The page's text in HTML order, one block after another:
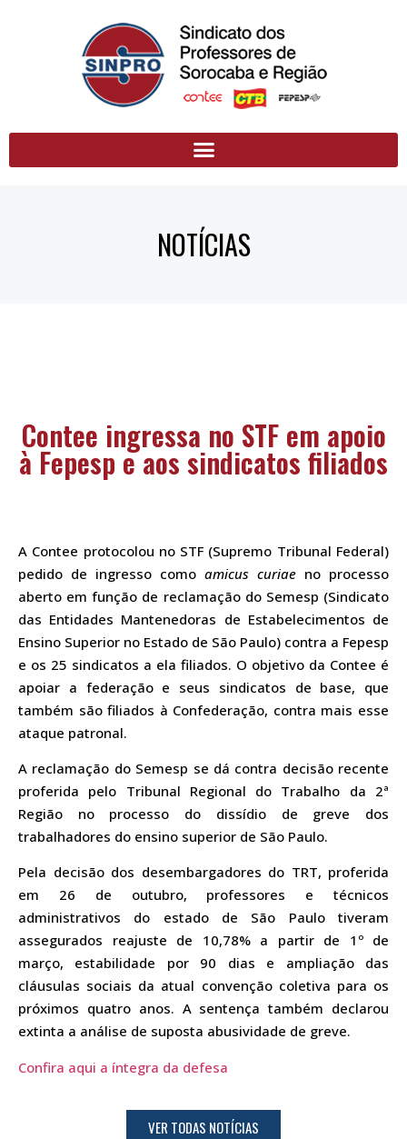
NOTÍCIAS
Contee ingressa no STF em apoio
à Fepesp e aos sindicatos filiados
A Contee protocolou no STF (Supremo Tribunal Federal)
pedido de ingresso como amicus curiae no processo
aberto em função de reclamação do Semesp (Sindicato
das Entidades Mantenedoras de Estabelecimentos de
Ensino Superior no Estado de São Paulo) contra a Fepesp
e os 25 sindicatos a ela filiados. O objetivo da Contee é
apoiar a federação e seus sindicatos de base, que
também são filiados à Confederação, contra mais esse
ataque patronal.
A reclamação do Semesp se dá contra decisão recente
proferida pelo Tribunal Regional do Trabalho da 2ª
Região no processo do dissídio de greve dos
trabalhadores do ensino superior de São Paulo.
Pela decisão dos desembargadores do TRT, proferida
em 26 de outubro, professores e técnicos
administrativos do estado de São Paulo tiveram
assegurados reajuste de 10,78% a partir de 1º de
março, estabilidade por 90 dias e ampliação das
cláusulas sociais da atual convenção coletiva para os
próximos quatro anos. A sentença também declarou
extinta a análise de suposta abusividade de greve.
Confira aqui a íntegra da defesa
VER TODAS NOTÍCIAS